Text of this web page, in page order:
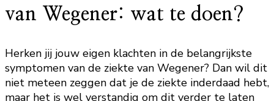
van Wegener: wat te doen?
Herken jij jouw eigen klachten in de belangrijkste
symptomen van de ziekte van Wegener? Dan wil dit
niet meteen zeggen dat je de ziekte inderdaad hebt,
maar het is wel verstandig om dit verder te laten